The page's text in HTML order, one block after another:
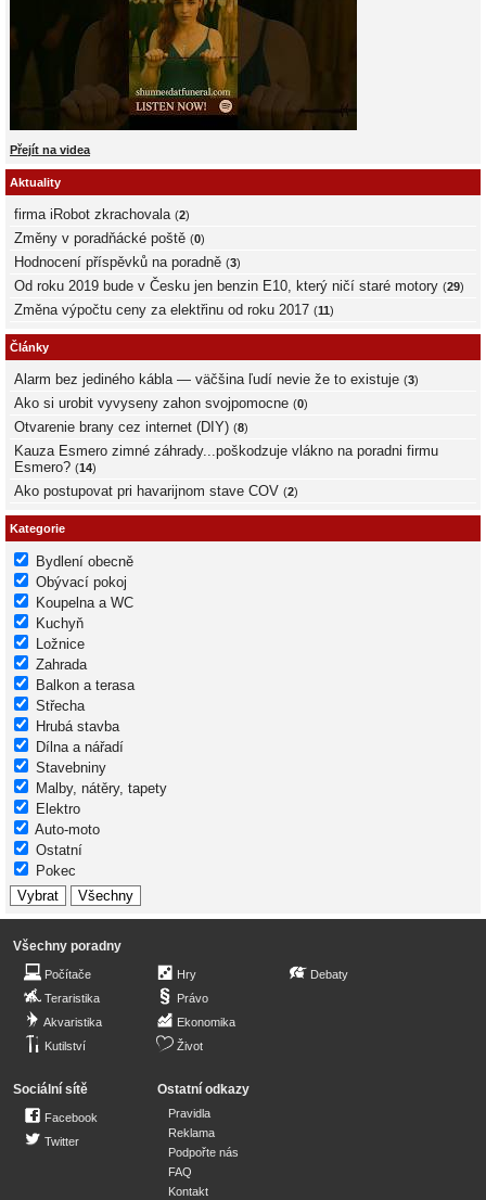
Přejít na videa
Aktuality
firma iRobot zkrachovala (2)
Změny v poradňácké poště (0)
Hodnocení příspěvků na poradně (3)
Od roku 2019 bude v Česku jen benzin E10, který ničí staré motory (29)
Změna výpočtu ceny za elektřinu od roku 2017 (11)
Články
Alarm bez jediného kábla — väčšina ľudí nevie že to existuje (3)
Ako si urobit vyvyseny zahon svojpomocne (0)
Otvarenie brany cez internet (DIY) (8)
Kauza Esmero zimné záhrady...poškodzuje vlákno na poradni firmu
Esmero? (14)
Ako postupovat pri havarijnom stave COV (2)
Kategorie
Bydlení obecně
Obývací pokoj
Koupelna a WC
Kuchyň
Ložnice
Zahrada
Balkon a terasa
Střecha
Hrubá stavba
Dílna a nářadí
Stavebniny
Malby, nátěry, tapety
Elektro
Auto-moto
Ostatní
Pokec
Všechny poradny
Počítače
Teraristika
Akvaristika
Kutilství
Hry
Právo
Ekonomika
Život
Debaty
Sociální sítě
Facebook
Twitter
Ostatní odkazy
Pravidla
Reklama
Podpořte nás
FAQ
Kontakt